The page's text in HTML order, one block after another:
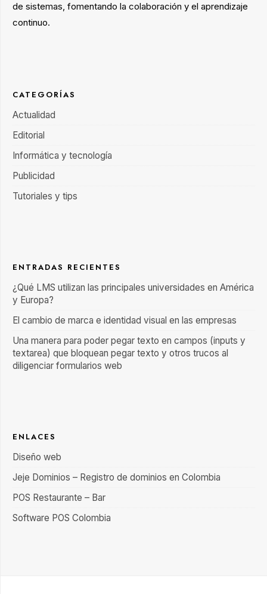
de sistemas, fomentando la colaboración y el aprendizaje
continuo.
CATEGORÍAS
Actualidad
Editorial
Informática y tecnología
Publicidad
Tutoriales y tips
ENTRADAS RECIENTES
¿Qué LMS utilizan las principales universidades en América
y Europa?
El cambio de marca e identidad visual en las empresas
Una manera para poder pegar texto en campos (inputs y
textarea) que bloquean pegar texto y otros trucos al
diligenciar formularios web
ENLACES
Diseño web
Jeje Dominios – Registro de dominios en Colombia
POS Restaurante – Bar
Software POS Colombia